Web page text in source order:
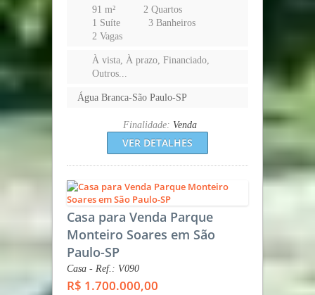
91 m²
2 Quartos
1 Suíte
3 Banheiros
2 Vagas
À vista, À prazo, Financiado,
Outros...
Água Branca-São Paulo-SP
Finalidade: Venda
VER DETALHES
Casa para Venda Parque
Monteiro Soares em São
Paulo-SP
Casa - Ref.: V090
R$ 1.700.000,00